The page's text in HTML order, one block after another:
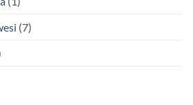
(7)